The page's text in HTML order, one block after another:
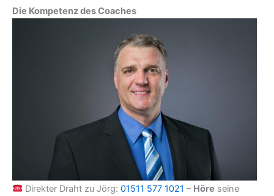
Die Kompetenz des Coaches
Direkter Draht zu Jörg: 01511 577 1021 – Höre seine